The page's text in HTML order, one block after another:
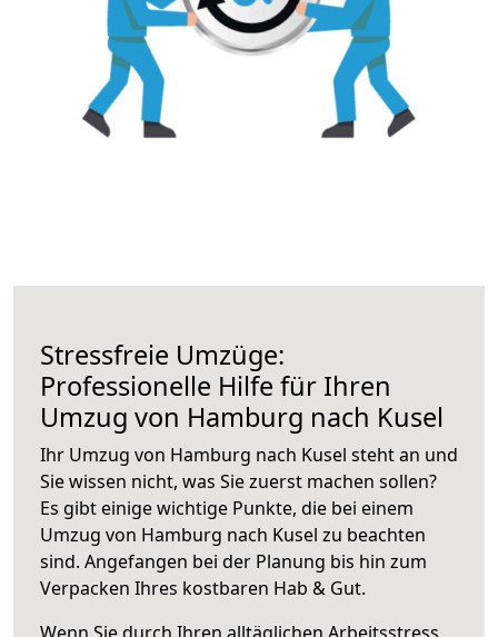
Stressfreie Umzüge:
Professionelle Hilfe für Ihren
Umzug von Hamburg nach Kusel
Ihr Umzug von Hamburg nach Kusel steht an und
Sie wissen nicht, was Sie zuerst machen sollen?
Es gibt einige wichtige Punkte, die bei einem
Umzug von Hamburg nach Kusel zu beachten
sind. Angefangen bei der Planung bis hin zum
Verpacken Ihres kostbaren Hab & Gut.